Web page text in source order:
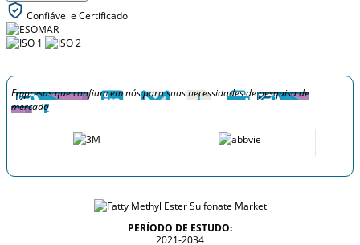
Confiável e Certificado
Empresas que confiam em nós para suas necessidades de pesquisa de
mercado
PERÍODO DE ESTUDO:
2021-2034